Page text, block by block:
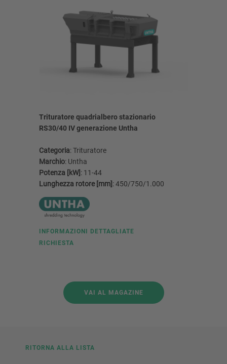
Trituratore quadrialbero stazionario
RS30/40 IV generazione Untha
Categoria: Trituratore
Marchio: Untha
Potenza [kW]: 11-44
Lunghezza rotore [mm]: 450/750/1.000
INFORMAZIONI DETTAGLIATE
RICHIESTA
VAI AL MAGAZINE
RITORNA ALLA LISTA